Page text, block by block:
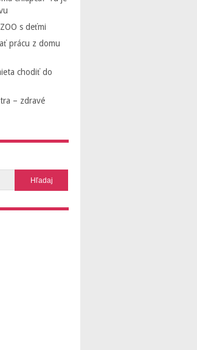
s deťmi
prácu z domu
chodiť do
– zdravé